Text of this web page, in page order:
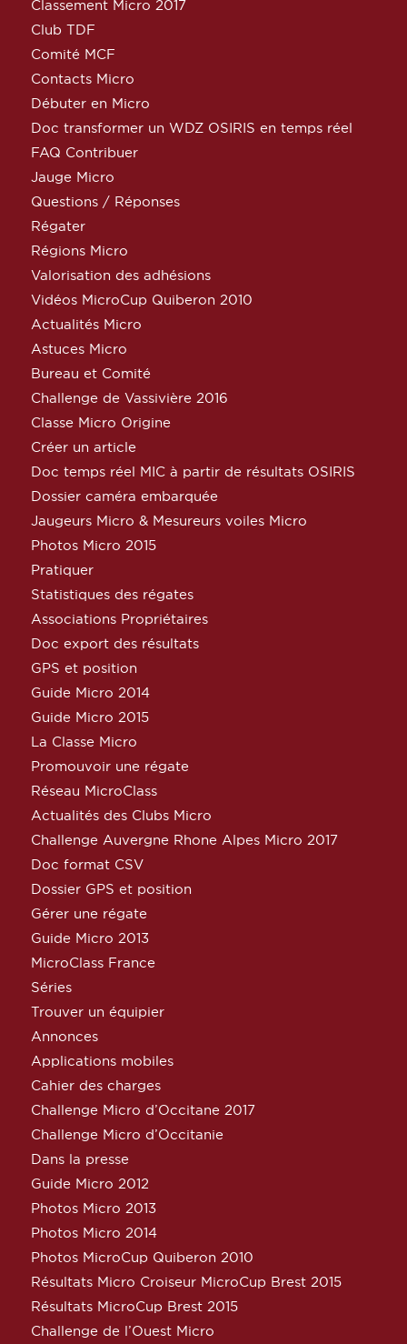
Classement Micro 2017
Club TDF
Comité MCF
Contacts Micro
Débuter en Micro
Doc transformer un WDZ OSIRIS en temps réel
FAQ Contribuer
Jauge Micro
Questions / Réponses
Régater
Régions Micro
Valorisation des adhésions
Vidéos MicroCup Quiberon 2010
Actualités Micro
Astuces Micro
Bureau et Comité
Challenge de Vassivière 2016
Classe Micro Origine
Créer un article
Doc temps réel MIC à partir de résultats OSIRIS
Dossier caméra embarquée
Jaugeurs Micro & Mesureurs voiles Micro
Photos Micro 2015
Pratiquer
Statistiques des régates
Associations Propriétaires
Doc export des résultats
GPS et position
Guide Micro 2014
Guide Micro 2015
La Classe Micro
Promouvoir une régate
Réseau MicroClass
Actualités des Clubs Micro
Challenge Auvergne Rhone Alpes Micro 2017
Doc format CSV
Dossier GPS et position
Gérer une régate
Guide Micro 2013
MicroClass France
Séries
Trouver un équipier
Annonces
Applications mobiles
Cahier des charges
Challenge Micro d’Occitane 2017
Challenge Micro d’Occitanie
Dans la presse
Guide Micro 2012
Photos Micro 2013
Photos Micro 2014
Photos MicroCup Quiberon 2010
Résultats Micro Croiseur MicroCup Brest 2015
Résultats MicroCup Brest 2015
Challenge de l’Ouest Micro